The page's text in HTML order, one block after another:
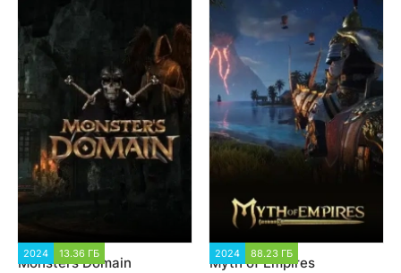
2024 13.36 ГБ
Monsters Domain
2024 88.23 ГБ
Myth of Empires